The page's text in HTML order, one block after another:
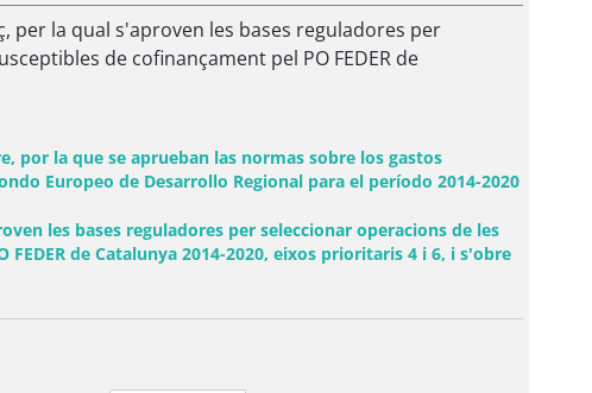
per la qual s'aproven les bases reguladores per
de cofinançament pel PO FEDER de
por la que se aprueban las normas sobre los gastos
Europeo de Desarrollo Regional para el período 2014-2020
les bases reguladores per seleccionar operacions de les
de Catalunya 2014-2020, eixos prioritaris 4 i 6, i s'obre